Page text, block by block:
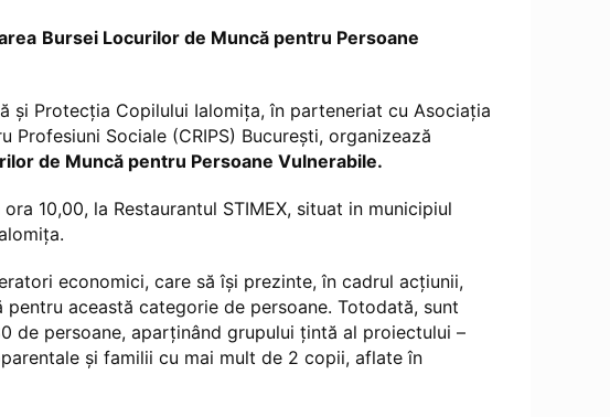
Bursei Locurilor de Muncă pentru Persoane
şi Protecţia Copilului Ialomiţa, în parteneriat cu Asociația
Profesiuni Sociale (CRIPS) București, organizează
de Muncă pentru Persoane Vulnerabile.
10,00, la Restaurantul STIMEX, situat in municipiul
economici, care să își prezinte, în cadrul acțiunii,
această categorie de persoane. Totodată, sunt
persoane, aparținând grupului țintă al proiectului –
și familii cu mai mult de 2 copii, aflate în